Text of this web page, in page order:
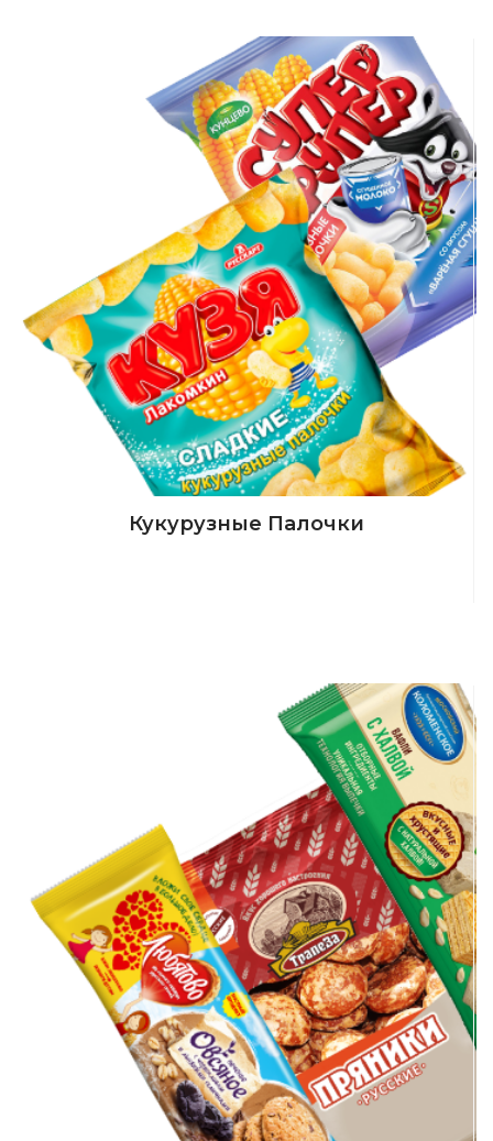
Кукурузные Палочки